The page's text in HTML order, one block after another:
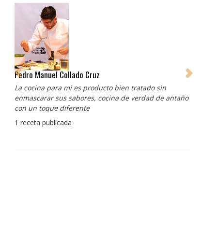
Pedro Manuel Collado Cruz
La cocina para mi es producto bien tratado sin
enmascarar sus sabores, cocina de verdad de antaño
con un toque diferente
1 receta publicada